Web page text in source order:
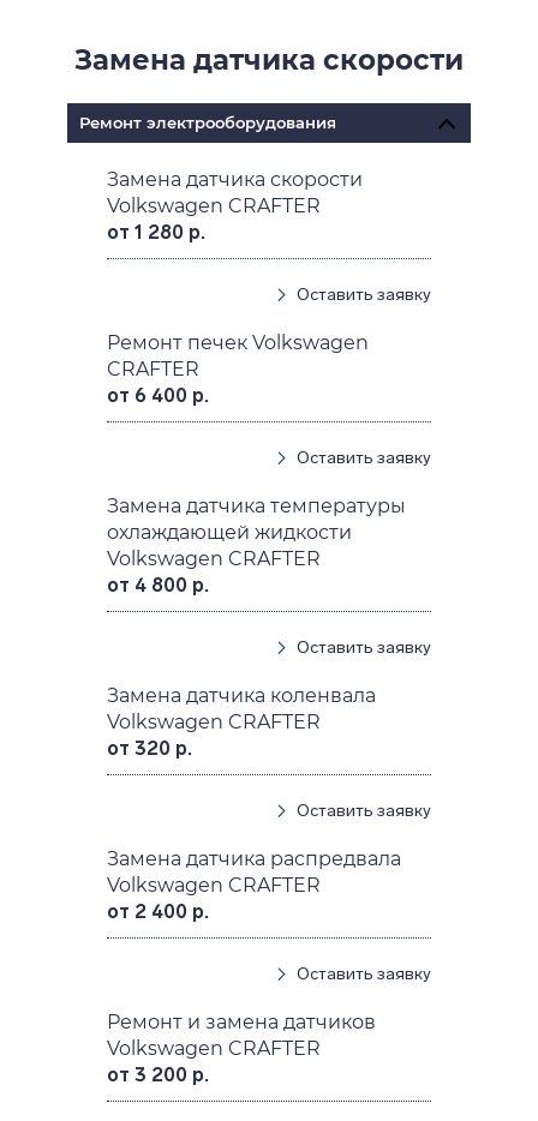
Замена датчика скорости
Ремонт электрооборудования
Замена датчика скорости
Volkswagen CRAFTER
от 1 280 р.
Оставить заявку
Ремонт печек Volkswagen
CRAFTER
от 6 400 р.
Оставить заявку
Замена датчика температуры
охлаждающей жидкости
Volkswagen CRAFTER
от 4 800 р.
Оставить заявку
Замена датчика коленвала
Volkswagen CRAFTER
от 320 р.
Оставить заявку
Замена датчика распредвала
Volkswagen CRAFTER
от 2 400 р.
Оставить заявку
Ремонт и замена датчиков
Volkswagen CRAFTER
от 3 200 р.